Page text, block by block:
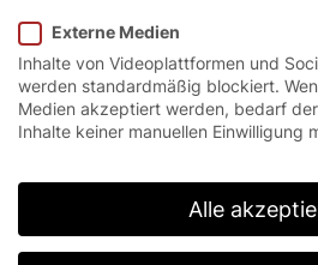
Das flexible
Das Schnelllauf-Rolltor EFA-
konzipiertes Innentor. Es ist
funktionssicher, platzsparend
daher besonders
Externe Medien
Inhalte von Videoplattformen und
werden standardmäßig blockiert.
Medien akzeptiert werden, bedarf
Inhalte keiner manuellen Einwilligung
Alle